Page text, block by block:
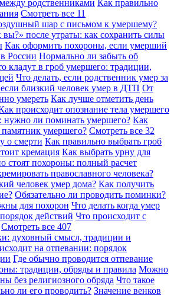
родственниками Как правильно
Смотреть все 11
шар с письмом к умершему?
вы?» после утраты: как сохранить силы
Как оформить похороны, если умерший
России Нормально ли забыть об
кладут в гроб умершего: традиции,
Что делать, если родственник умер за
если близкий человек умер в ДТП От
умереть Как лучше отметить день
происходит опознание тела умершего
нужно ли поминать умершего? Как
умершего? Смотреть все 32
о смерти Как правильно выбрать гроб
кремация Как выбрать урну для
стоят похороны: полный расчет
православного человека?
человек умер дома? Как получить
Обязательно ли проводить поминки?
для похорон Что делать когда умер
действий Что происходит с
Смотреть все 407
духовный смысл, традиции и
на отпевании: порядок
Где обычно проводится отпевание
традиции, обряды и правила Можно
без религиозного обряда Что такое
ли его проводить? Значение венков